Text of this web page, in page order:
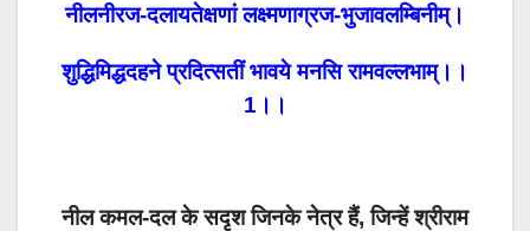
नीलनीरज-दलायतेक्षणां लक्ष्मणाग्रज-भुजावलम्बिनीम्।
शुद्धिमिद्धदहने प्रदित्सतीं भावये मनसि रामवल्लभाम्।।
1।।
नील कमल-दल के सदृश जिनके नेत्र हैं, जिन्हें श्रीराम